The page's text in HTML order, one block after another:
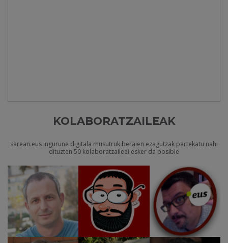
KOLABORATZAILEAK
sarean.eus ingurune digitala musutruk beraien ezagutzak partekatu nahi
dituzten 50 kolaboratzaileei esker da posible